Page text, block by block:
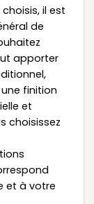
il est
de
apporter
finition
et
choisissez
et à votre